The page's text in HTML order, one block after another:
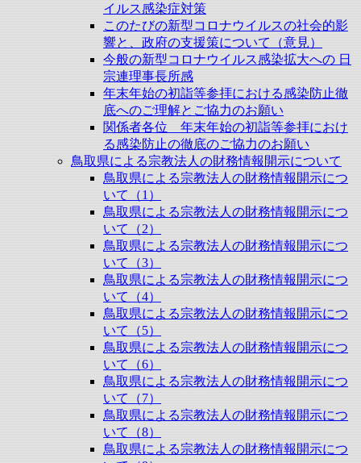
イルス感染症対策
このたびの新型コロナウイルスの社会的影
響と、政府の支援策について（意見）
今般の新型コロナウイルス感染拡大への 日
宗連理事長所感
年末年始の初詣等参拝における感染防止徹
底へのご理解とご協力のお願い
関係者各位 年末年始の初詣等参拝におけ
る感染防止の徹底のご協力のお願い
鳥取県による宗教法人の財務情報開示について
鳥取県による宗教法人の財務情報開示につ
いて（1）
鳥取県による宗教法人の財務情報開示につ
いて（2）
鳥取県による宗教法人の財務情報開示につ
いて（3）
鳥取県による宗教法人の財務情報開示につ
いて（4）
鳥取県による宗教法人の財務情報開示につ
いて（5）
鳥取県による宗教法人の財務情報開示につ
いて（6）
鳥取県による宗教法人の財務情報開示につ
いて（7）
鳥取県による宗教法人の財務情報開示につ
いて（8）
鳥取県による宗教法人の財務情報開示につ